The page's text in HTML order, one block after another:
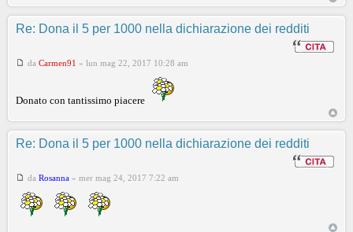
Re: Dona il 5 per 1000 nella dichiarazione dei redditi
da Carmen91 » lun mag 22, 2017 10:28 am
Donato con tantissimo piacere
Re: Dona il 5 per 1000 nella dichiarazione dei redditi
da Rosanna » mer mag 24, 2017 7:22 am